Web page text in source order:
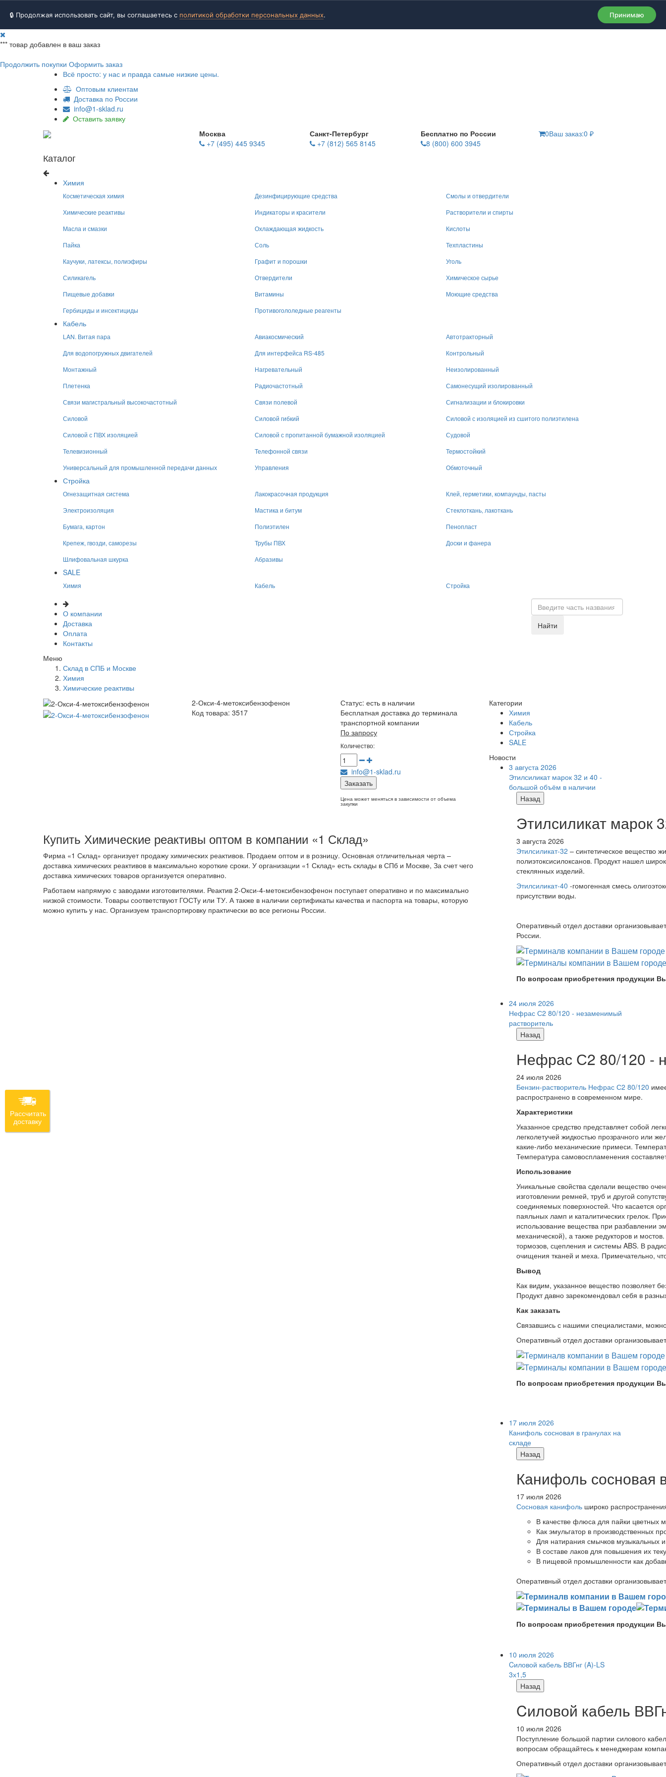
🔒 Продолжая использовать сайт, вы соглашаетесь с политикой обработки персональных данных. Принимаю
*** товар добавлен в ваш заказ
Продолжить покупки Оформить заказ
Всё просто: у нас и правда самые низкие цены.
Оптовым клиентам
Доставка по России
info@1-sklad.ru
Оставить заявку
Москва
+7 (495) 445 9345
Санкт-Петербург
+7 (812) 565 8145
Бесплатно по России
8 (800) 600 3945
0Ваш заказ:0 ₽
Каталог
Химия
Косметическая химия Дезинфицирующие средства
Смолы и отвердители
Химические реактивы
Индикаторы и красители
Растворители и спирты
Масла и смазки
Охлаждающая жидкость
Кислоты
Пайка
Соль
Техпластины
Каучуки, латексы, полиэфиры
Графит и порошки
Уголь
Силикагель
Отвердители
Химическое сырье
Пищевые добавки
Витамины
Моющие средства
Гербициды и инсектициды
Противогололедные реагенты
Кабель
LAN. Витая пара Авиакосмический
Автотракторный
Для водопогружных двигателей
Для интерфейса RS-485
Контрольный
Монтажный
Нагревательный
Неизолированный
Плетенка
Радиочастотный
Самонесущий изолированный
Связи магистральный высокочастотный
Связи полевой
Сигнализации и блокировки
Силовой
Силовой гибкий
Силовой с изоляцией из сшитого полиэтилена
Силовой с ПВХ изоляцией
Силовой с пропитанной бумажной изоляцией
Судовой
Телевизионный
Телефонной связи
Термостойкий
Универсальный для промышленной передачи данных
Управления Обмоточный
Стройка
Огнезащитная система Лакокрасочная продукция
Клей, герметики, компаунды, пасты
Электроизоляция
Мастика и битум
Стеклоткань, лакоткань
Бумага, картон
Полиэтилен
Пенопласт
Крепеж, гвозди, саморезы
Трубы ПВХ
Доски и фанера
Шлифовальная шкурка
Абразивы
SALE
Химия Кабель Стройка
О компании
Доставка
Оплата
Контакты
Найти
Меню
Склад в СПБ и Москве
Химия
Химические реактивы
2-Окси-4-метоксибензофенон
Код товара: 3517
Статус: есть в наличии
Бесплатная доставка до терминала
транспортной компании
По запросу
Количество:
info@1-sklad.ru
Заказать
Цена может меняться в зависимости от объема
закупки
Купить Химические реактивы оптом в компании «1 Склад»
Фирма «1 Склад» организует продажу химических реактивов. Продаем оптом и в розницу. Основная отличительная черта –
доставка химических реактивов в максимально короткие сроки. У организации «1 Склад» есть склады в СПб и Москве, За счет чего
доставка химических товаров организуется оперативно.
Работаем напрямую с заводами изготовителями. Реактив 2-Окси-4-метоксибензофенон поступает оперативно и по максимально
низкой стоимости. Товары соответствуют ГОСТу или ТУ. А также в наличии сертификаты качества и паспорта на товары, которую
можно купить у нас. Организуем транспортировку практически во все регионы России.
Категории
Химия
Кабель
Стройка
SALE
Новости
3 августа 2026
Этилсиликат марок 32 и 40 -
большой объём в наличии
Назад
Этилсиликат марок
3 августа 2026
Этилсиликат-32 – синтетическое вещество
полиэтоксисилоксанов. Продукт нашел
стеклянных изделий.
Этилсиликат-40 -гомогенная смесь
присутствии воды.
Оперативный отдел доставки
России.
По вопросам приобретения продукции
24 июля 2026
Нефрас С2 80/120 - незаменимый
растворитель
Назад
Нефрас С2 80/120 -
24 июля 2026
Бензин-растворитель Нефрас С2 80/120
распространено в современном мире.
Характеристики
Указанное средство представляет собой
легколетучей жидкостью прозрачного или
какие-либо механические примеси.
Температура самовоспламенения
Использование
Уникальные свойства сделали вещество
изготовлении ремней, труб и другой
соединяемых поверхностей. Что касается
паяльных ламп и каталитических грелок.
использование вещества при разбавлении
механической), а также редукторов и
тормозов, сцепления и системы ABS. В
очищения тканей и меха. Примечательно,
Вывод
Как видим, указанное вещество позволяет
Продукт давно зарекомендовал себя в
Как заказать
Связавшись с нашими специалистами,
Оперативный отдел доставки
По вопросам приобретения продукции
17 июля 2026
Канифоль сосновая в гранулах на
складе
Назад
Канифоль сосновая
17 июля 2026
Сосновая канифоль широко
В качестве флюса для пайки цветных
Как эмульгатор в производственных
Для натирания смычков музыкальных
В составе лаков для повышения их
В пищевой промышленности как
Оперативный отдел доставки
По вопросам приобретения продукции
10 июля 2026
Cиловой кабель ВВГнг (A)-LS
3х1,5
Назад
Cиловой кабель
10 июля 2026
Поступление большой партии силового
вопросам обращайтесь к менеджерам
Оперативный отдел доставки
Рассчитать
доставку